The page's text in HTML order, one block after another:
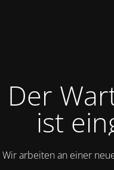
Der
ist
Wir arbeiten an einer